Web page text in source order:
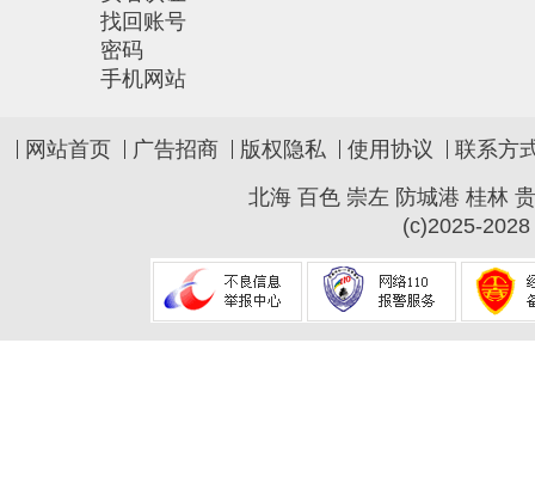
找回账号
密码
手机网站
网站首页 广告招商 版权隐私 使用协议
联系方
北海 百色 崇左 防城港 桂林
(c)2025-